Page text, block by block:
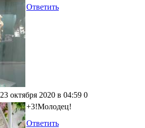
Ответить
23 октября 2020 в 04:59 0
+3!Молодец!
Ответить